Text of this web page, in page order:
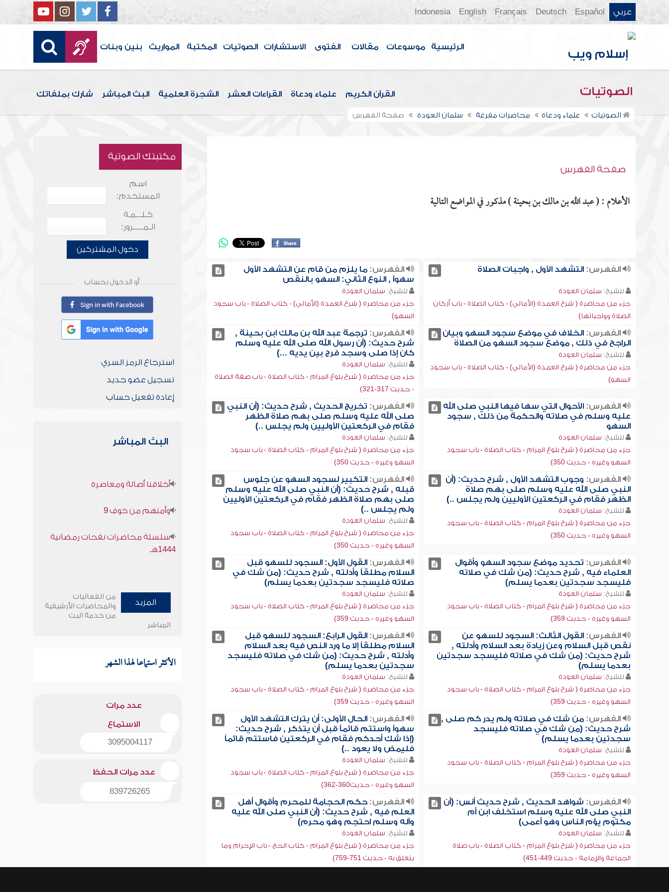
عربي Español
Deutsch
Français
English
Indonesia
الرئيسية موسوعات مقالات الفتوى الاستشارات الصوتيات المكتبة المواريث بنين وبنات
الصوتيات القرآن الكريم علماء ودعاة القراءات العشر الشجرة العلمية البث المباشر شارك بملفاتك
الصوتيات علماء ودعاة محاضرات مفرغة سلمان العودة صفحة الفهرس
صفحة الفهرس
الأعلام : ( عبد الله بن مالك بن بحينة ) مذكور في المواضع التالية
الفهرس:التشهد الأول , واجبات الصلاة
للشيخ: سلمان العودة
جزء من محاضرة ( شرح العمدة (الأمالي) - كتاب الصلاة - باب أركان
الصلاة وواجباتها)
الفهرس: ما يلزم من قام عن التشهد الأول
سهواً , النوع الثاني: السهو بالنقص
للشيخ: سلمان العودة
جزء من محاضرة ( شرح العمدة (الأمالي) - كتاب الصلاة - باب سجود
السهو)
الفهرس:الخلاف في موضع سجود السهو وبيان
الراجح في ذلك , موضع سجود السهو من الصلاة
للشيخ: سلمان العودة
جزء من محاضرة ( شرح العمدة (الأمالي) - كتاب الصلاة - باب سجود
السهو)
الفهرس: ترجمة عبد الله بن مالك ابن بحينة ,
شرح حديث: (أن رسول الله صلى الله عليه وسلم
كان إذا صلى وسجد فرج بين يديه ...)
للشيخ: سلمان العودة
جزء من محاضرة ( شرح بلوغ المرام - كتاب الصلاة - باب صفة الصلاة
- حديث 317-321)
الفهرس:الأحوال التي سها فيها النبي صلى الله
عليه وسلم في صلاته والحكمة من ذلك , سجود
السهو
للشيخ: سلمان العودة
جزء من محاضرة ( شرح بلوغ المرام - كتاب الصلاة - باب سجود
السهو وغيره - حديث 350)
الفهرس: تخريج الحديث , شرح حديث: (أن النبي
صلى الله عليه وسلم صلى بهم صلاة الظهر
فقام في الركعتين الأوليين ولم يجلس ..)
للشيخ: سلمان العودة
جزء من محاضرة ( شرح بلوغ المرام - كتاب الصلاة - باب سجود
السهو وغيره - حديث 350)
الفهرس: وجوب التشهد الأول , شرح حديث: (أن
النبي صلى الله عليه وسلم صلى بهم صلاة
الظهر فقام في الركعتين الأوليين ولم يجلس ..)
للشيخ: سلمان العودة
جزء من محاضرة ( شرح بلوغ المرام - كتاب الصلاة - باب سجود
السهو وغيره - حديث 350)
الفهرس: التكبير لسجود السهو عن جلوس
قبله , شرح حديث: (أن النبي صلى الله عليه وسلم
صلى بهم صلاة الظهر فقام في الركعتين الأوليين
ولم يجلس ..)
للشيخ: سلمان العودة
جزء من محاضرة ( شرح بلوغ المرام - كتاب الصلاة - باب سجود
السهو وغيره - حديث 350)
الفهرس: تحديد موضع سجود السهو وأقوال
العلماء فيه , شرح حديث: (من شك في صلاته
فليسجد سجدتين بعدما يسلم)
للشيخ: سلمان العودة
جزء من محاضرة ( شرح بلوغ المرام - كتاب الصلاة - باب سجود
السهو وغيره - حديث 359)
الفهرس: القول الأول: السجود للسهو قبل
السلام مطلقاً وأدلته , شرح حديث: (من شك في
صلاته فليسجد سجدتين بعدما يسلم)
للشيخ: سلمان العودة
جزء من محاضرة ( شرح بلوغ المرام - كتاب الصلاة - باب سجود
السهو وغيره - حديث 359)
الفهرس:القول الثالث: السجود للسهو عن
نقص قبل السلام وعن زيادة بعد السلام وأدلته ,
شرح حديث: (من شك في صلاته فليسجد سجدتين
بعدما يسلم)
للشيخ: سلمان العودة
جزء من محاضرة ( شرح بلوغ المرام - كتاب الصلاة - باب سجود
السهو وغيره - حديث 359)
الفهرس: القول الرابع: السجود للسهو قبل
السلام مطلقاً إلا ما ورد النص فيه بعد السلام
وأدلته , شرح حديث: (من شك في صلاته فليسجد
سجدتين بعدما يسلم)
للشيخ: سلمان العودة
جزء من محاضرة ( شرح بلوغ المرام - كتاب الصلاة - باب سجود
السهو وغيره - حديث 359)
الفهرس:من شك في صلاته ولم يدر كم صلى ,
شرح حديث: (من شك في صلاته فليسجد
سجدتين بعدما يسلم)
للشيخ: سلمان العودة
جزء من محاضرة ( شرح بلوغ المرام - كتاب الصلاة - باب سجود
السهو وغيره - حديث 359)
الفهرس: الحال الأولى: أن يترك التشهد الأول
سهواً واستتم قائماً قبل أن يتذكر , شرح حديث:
(إذا شك أحدكم فقام في الركعتين فاستتم قائماً
فليمض ولا يعود ..)
للشيخ: سلمان العودة
جزء من محاضرة ( شرح بلوغ المرام - كتاب الصلاة - باب سجود
السهو وغيره - حديث360-362)
الفهرس: شواهد الحديث , شرح حديث أنس: (أن
النبي صلى الله عليه وسلم استخلف ابن أم
مكتوم يؤم الناس وهو أعمى)
للشيخ: سلمان العودة
جزء من محاضرة ( شرح بلوغ المرام - كتاب الصلاة - باب صلاة
الجماعة والإمامة - حديث 449-451)
الفهرس: حكم الحجامة للمحرم وأقوال أهل
العلم فيه , شرح حديث: (أن النبي صلى الله عليه
وآله وسلم احتجم وهو محرم)
للشيخ: سلمان العودة
جزء من محاضرة ( شرح بلوغ المرام - كتاب الحج - باب الإحرام وما
يتعلق به - حديث 751-759)
مكتبتك الصوتية
اسم
المستخدم:
كـلـــمـة
الـمـــــرور:
دخول المشتركين
أو الدخول بحساب
استرجاع الرمز السري
تسجيل عضو جديد
إعادة تفعيل حساب
البث المباشر
أخلاقنا أصالة ومعاصرة
وأمنهم من خوف 9
سلسلة محاضرات نفحات رمضانية
1444هـ
المزيد
من الفعاليات
والمحاضرات الأرشيفية
من خدمة البث
المباشر
الأكثر استماعا لهذا الشهر
عدد مرات
الاستماع
3095004117
عدد مرات الحفظ
839726265